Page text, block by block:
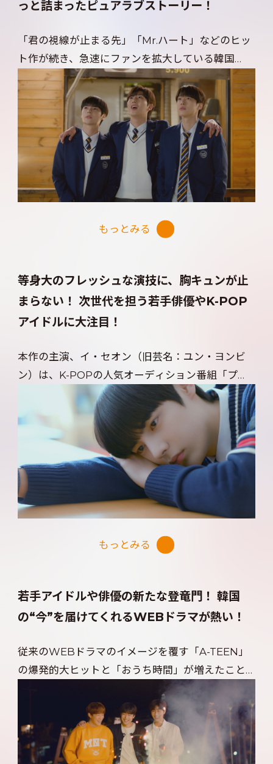
っと詰まったピュアラブストーリー！
「君の視線が止まる先」「Mr.ハート」などのヒッ
ト作が続き、急速にファンを拡大している韓国
BL。本作は、V LIVE、YouTubeなどで大ヒット
を記録した「不良に目をつけられた時」の制作会
社が贈る、新たなBLドラマ。人気恋愛シミュレー
ションゲームを原作とし、高校生の日常を舞台に、
キラキラとした学園ライフと甘酸っぱい恋の物語
をギュッと詰め込んだ青春ラブストーリーに仕上
がった。10代だからこその葛藤、悩み、憧れ、不
器用さなどがリアルに描かれ、BLファンのみなら
ず、ときめいてしまうこと間違いなし！
もっとみる
等身大のフレッシュな演技に、胸キュンが止
まらない！ 次世代を担う若手俳優やK-POP
アイドルに大注目！
本作の主演、イ・セオン（旧芸名：ユン・ヨンビ
ン）は、K-POPの人気オーディション番組「プロ
デュース101」SEASON 2などに出演。その他のメ
インキャストには、「スタートアップ：夢の扉」
「浪漫ドクター キム・サブ2」「一度行ってきまし
た」など、既に俳優として地上波ドラマにも出演し
ているカン・ユソク、そして、「不良に目をつけら
れた時１&２」に出演のチェ・チャニ、コ・ウジン
を抜擢。フレッシュな魅力と演技力を兼ね備えた
彼らが描き出す、等身大のラブストーリーに胸キュ
ンが止まらない！もっとみる
若手アイドルや俳優の新たな登竜門！ 韓国
の“今”を届けてくれるWEBドラマが熱い！
従来のWEBドラマのイメージを覆す「A-TEEN」
の爆発的大ヒットと「おうち時間」が増えたこと
で、韓国では若者を中心に、手軽に楽しめるWEB
ドラマが人気急上昇！ 現在では、WEBドラマが
K-POPアイドルや若手俳優の登竜門として定着
し、WEBドラマで“自分だけの推し”を発掘し、そ
の後の活躍を見守るのも楽しみの１つになってい